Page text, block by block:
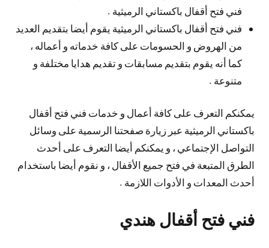
فني فتح أقفال باكستاني الرميثية .
فني فتح أقفال باكستاني الرميثية يقوم أيضا بتقديم العديد
من الهروض و الحسومات على كافة خدماته و أعماله ،
كما أنه يقوم بتقديم مسابقات و تقديم هدايا مختلفة و
متنوعة .
يمكنكم التعرف على كافة أعمال و خدمات فني فتح أقفال
باكستاني الرميثية عبر زيارة صفحتنا الرسمية على وسائل
التواصل الإجتماعي ، و يمكنكم أيضا التعرف على أحدث
الطرق المتبعة في فتح جميع الأقفال ، و نقوم أيضا باستخدام
أحدث المعدات و الأدوات اللازمة .
فني فتح أقفال هندي